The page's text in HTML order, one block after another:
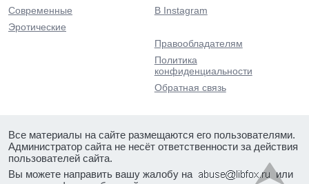
Современные
Эротические
В Instagram
Правообладателям
Политика
конфиденциальности
Обратная связь
Все материалы на сайте размещаются его пользователями.
Администратор сайта не несёт ответственности за действия
пользователей сайта.
Вы можете направить вашу жалобу на
или